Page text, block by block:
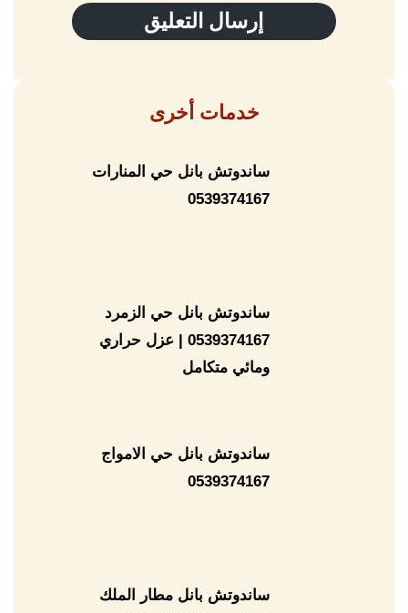
خدمات أخرى
ساندوتش بانل حي المنارات
0539374167
ساندوتش بانل حي الزمرد
0539374167 | عزل حراري
ومائي متكامل
ساندوتش بانل حي الامواج
0539374167
ساندوتش بانل مطار الملك